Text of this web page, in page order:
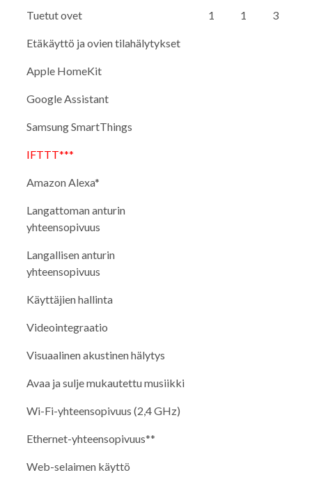
Tuetut ovet 1 1 3
Etäkäyttö ja ovien tilahälytykset
Apple HomeKit
Google Assistant
Samsung SmartThings
IFTTT***
Amazon Alexa*
Langattoman anturin
yhteensopivuus
Langallisen anturin
yhteensopivuus
Käyttäjien hallinta
Videointegraatio
Visuaalinen akustinen hälytys
Avaa ja sulje mukautettu musiikki
Wi-Fi-yhteensopivuus (2,4 GHz)
Ethernet-yhteensopivuus**
Web-selaimen käyttö